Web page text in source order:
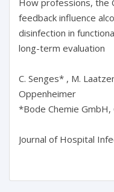
feedback influence
disinfection in
long-term evaluation
C. Senges* , M.
Oppenheimer
*Bode Chemie GmbH,
Journal of Hospital